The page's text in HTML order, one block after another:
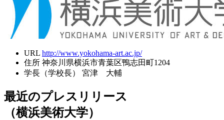
URL http://www.yokohama-art.ac.jp/
住所 神奈川県横浜市青葉区鴨志田町1204
学長（学校長）
宮津 大輔
最近のプレスリリース
（横浜美術大学）